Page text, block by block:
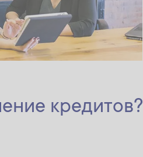
кредитов?